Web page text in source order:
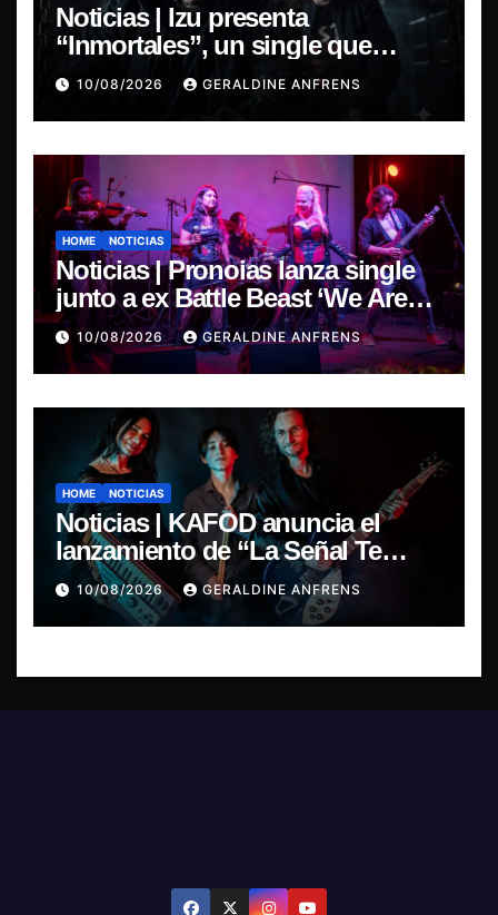
Noticias | Izu presenta
“Inmortales”, un single que
marca su esperado regreso.
10/08/2026 GERALDINE ANFRENS
HOME NOTICIAS
Noticias | Pronoias lanza single
junto a ex Battle Beast ‘We Are
The Same’ une el metal de Chile y
Finlandia.
10/08/2026 GERALDINE ANFRENS
HOME NOTICIAS
Noticias | KAFOD anuncia el
lanzamiento de “La Señal Te
Encontró”, el primer adelanto de
su nuevo álbum conceptual.
10/08/2026 GERALDINE ANFRENS